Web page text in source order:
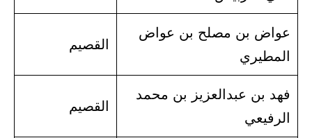
عواض بن مصلح بن عواض
المطيري
القصيم
فهد بن عبدالعزيز بن محمد
الرفيعي
القصيم